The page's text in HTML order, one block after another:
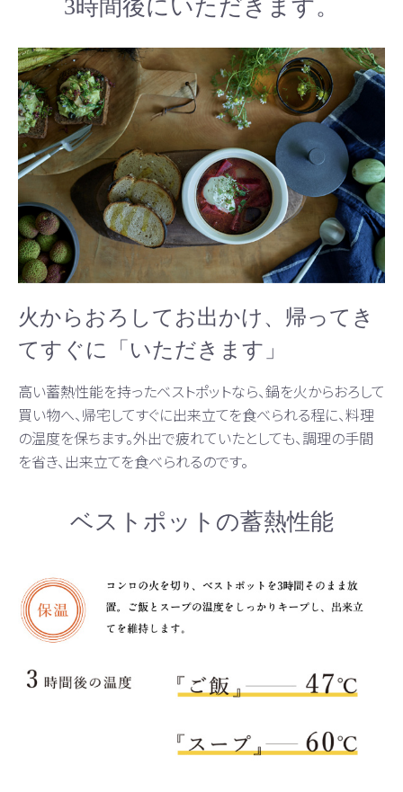
3時間後にいただきます。
火からおろしてお出かけ、帰ってき
てすぐに「いただきます」
高い蓄熱性能を持ったベストポットなら、鍋を火からおろして
買い物へ、帰宅してすぐに出来立てを食べられる程に、料理
の温度を保ちます。外出で疲れていたとしても、調理の手間
を省き、出来立てを食べられるのです。
ベストポットの蓄熱性能